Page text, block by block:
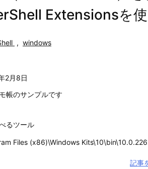
Extensionsを使
, windows
2月8日
帳のサンプルです
るツール
Files (x86)\Windows
記事